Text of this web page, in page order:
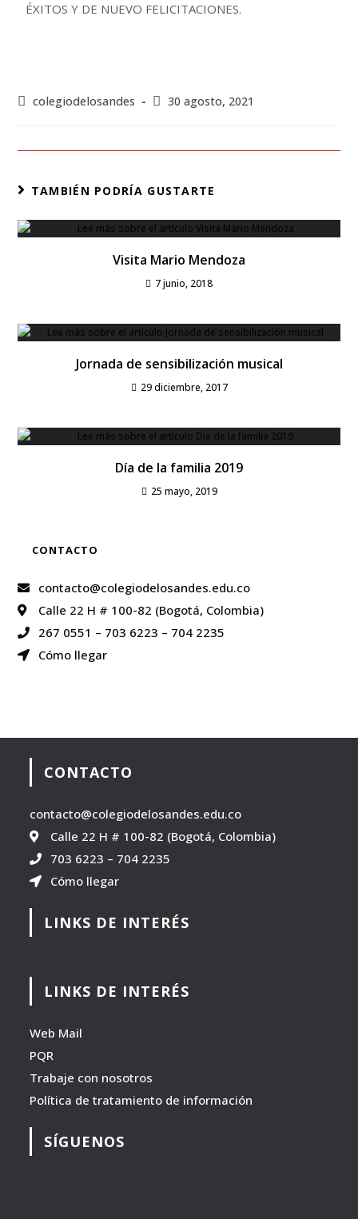
ÉXITOS Y DE NUEVO FELICITACIONES.
colegiodelosandes 30 agosto, 2021
TAMBIÉN PODRÍA GUSTARTE
Visita Mario Mendoza
7 junio, 2018
Jornada de sensibilización musical
29 diciembre, 2017
Día de la familia 2019
25 mayo, 2019
CONTACTO
contacto@colegiodelosandes.edu.co
Calle 22 H # 100-82 (Bogotá, Colombia)
267 0551 – 703 6223 – 704 2235
Cómo llegar
CONTACTO
contacto@colegiodelosandes.edu.co
Calle 22 H # 100-82 (Bogotá, Colombia)
703 6223 – 704 2235
Cómo llegar
LINKS DE INTERÉS
LINKS DE INTERÉS
Web Mail
PQR
Trabaje con nosotros
Política de tratamiento de información
SÍGUENOS